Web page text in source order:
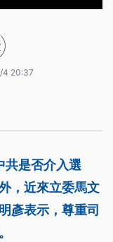
4 20:37
是否介入選
，近來立委馬文
彥表示，尊重司